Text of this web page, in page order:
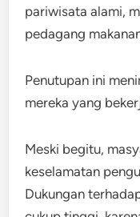
pariwisata alami,
pedagang
Penutupan ini
mereka yang
Meski begitu,
keselamatan
Dukungan